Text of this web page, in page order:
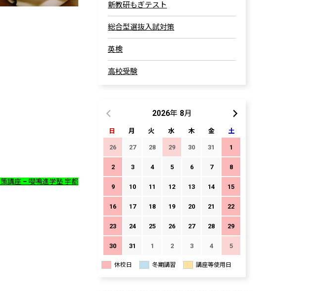
講座 – 嚶鳴進学塾 宇都
新教研もぎテスト
総合型選抜入試対策
英検
高校受験
2026年 8月
日 月 火 水 木 金 土
26 27 28 29 30 31 1
2 3 4 5 6 7 8
9 10 11 12 13 14 15
16 17 18 19 20 21 22
23 24 25 26 27 28 29
30 31 1 2 3 4 5
休校日 冬期講習 講座等使用日